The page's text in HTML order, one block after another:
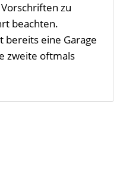
zu
beachten.
bereits eine Garage
zweite oftmals